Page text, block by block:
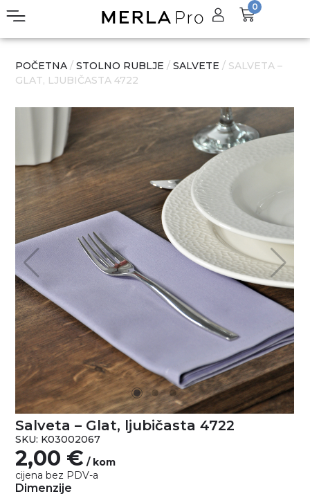
0
POČETNA /STOLNO RUBLJE /SALVETE / SALVETA –
GLAT, LJUBIČASTA 4722
Salveta – Glat, ljubičasta 4722
SKU: K03002067
2,00 € / kom
cijena bez PDV-a
Dimenzije